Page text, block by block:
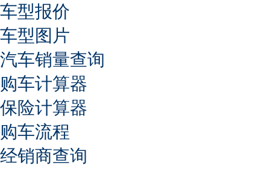
车型报价
车型图片
汽车销量查询
购车计算器
保险计算器
购车流程
经销商查询